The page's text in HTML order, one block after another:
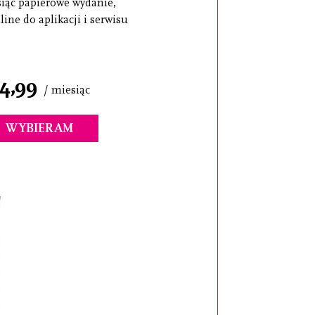
papierowe wydanie,
do aplikacji i serwisu
/ miesiąc
WYBIERAM